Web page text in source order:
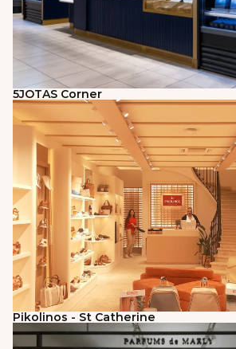
5JOTAS Corner
Pikolinos - St Catherine